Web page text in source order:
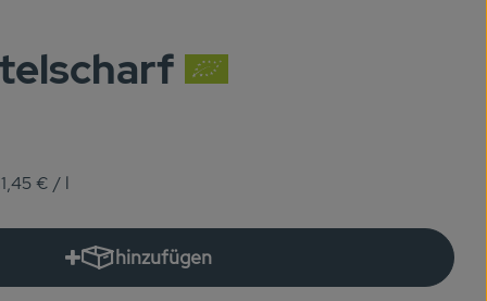
€ / l
hinzufügen
Produkt zum Warenkorb hinzufügen